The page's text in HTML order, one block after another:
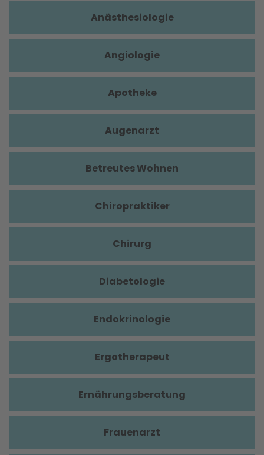
Anästhesiologie
Angiologie
Apotheke
Augenarzt
Betreutes Wohnen
Chiropraktiker
Chirurg
Diabetologie
Endokrinologie
Ergotherapeut
Ernährungsberatung
Frauenarzt